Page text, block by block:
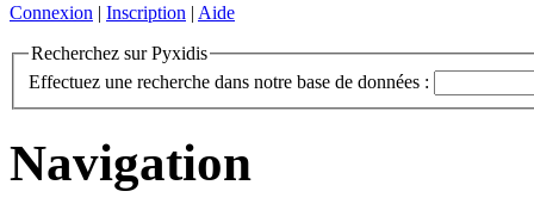
Connexion | Inscription | Aide
Recherchez sur Pyxidis
Effectuez une recherche dans notre base de données :
Navigation